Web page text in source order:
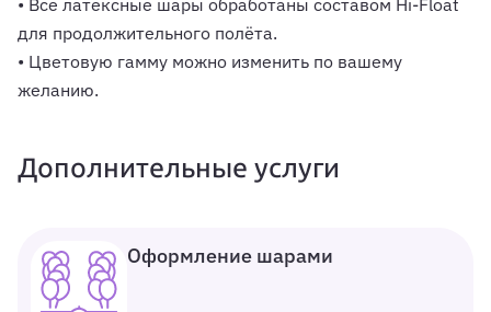
• Все латексные шары обработаны составом Hi-Float
для продолжительного полёта.
• Цветовую гамму можно изменить по вашему
желанию.
Дополнительные услуги
Оформление шарами